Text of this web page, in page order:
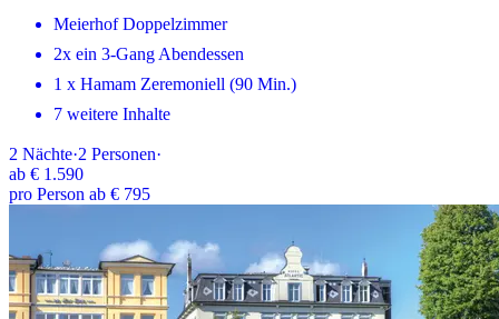
Meierhof Doppelzimmer
2x ein 3-Gang Abendessen
1 x Hamam Zeremoniell (90 Min.)
7 weitere Inhalte
2 Nächte·2 Personen·
ab € 1.590
pro Person ab € 795